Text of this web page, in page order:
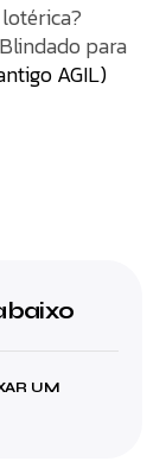
para
AGIL)
UM